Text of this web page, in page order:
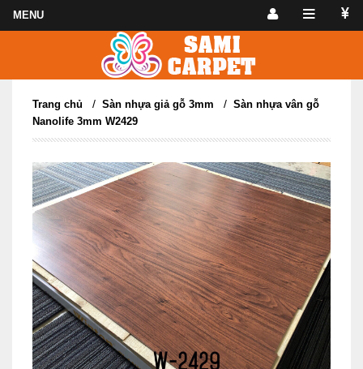
Trang chủ / Sàn nhựa giả gỗ 3mm / Sàn nhựa vân gỗ
Nanolife 3mm W2429